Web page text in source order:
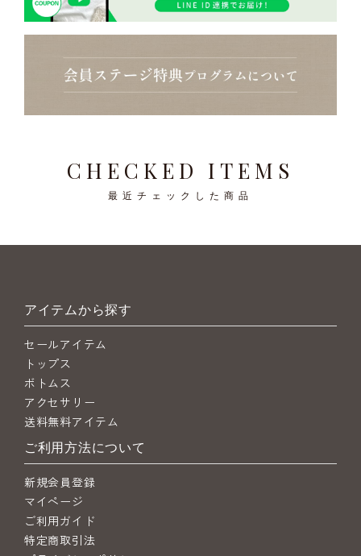
CHECKED ITEMS
最近チェックした商品
アイテムから探す
セールアイテム
トップス
ボトムス
アクセサリー
送料無料アイテム
ご利用方法について
新規会員登録
マイページ
ご利用ガイド
特定商取引法